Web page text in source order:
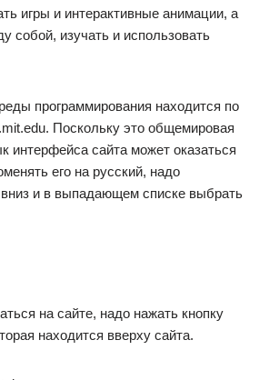
игры и интерактивные анимации, а
собой, изучать и использовать
программирования находится по
Поскольку это общемировая
интерфейса сайта может оказаться
его на русский, надо
вниз и в выпадающем списке выбрать
на сайте, надо нажать кнопку
находится вверху сайта.